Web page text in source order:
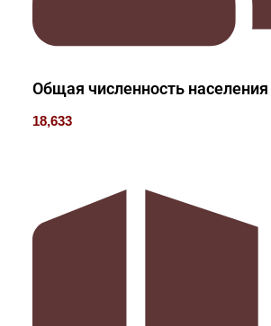
Общая численность населения
18,633